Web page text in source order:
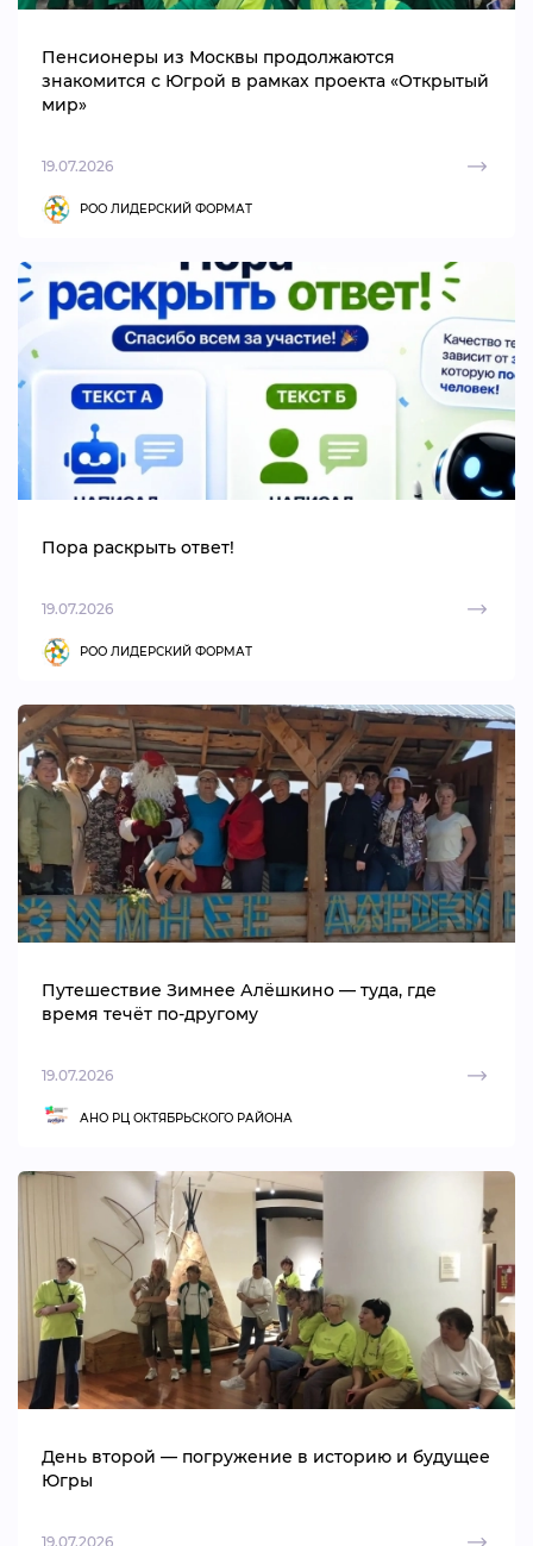
Пенсионеры из Москвы продолжаются
знакомится с Югрой в рамках проекта «Открытый
мир»
19.07.2026
РОО ЛИДЕРСКИЙ ФОРМАТ
Пора раскрыть ответ!
19.07.2026
РОО ЛИДЕРСКИЙ ФОРМАТ
Путешествие Зимнее Алёшкино — туда, где
время течёт по-другому
19.07.2026
АНО РЦ ОКТЯБРЬСКОГО РАЙОНА
День второй — погружение в историю и будущее
Югры
19.07.2026